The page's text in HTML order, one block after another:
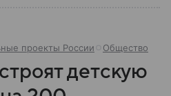
проекты России Общество
детскую